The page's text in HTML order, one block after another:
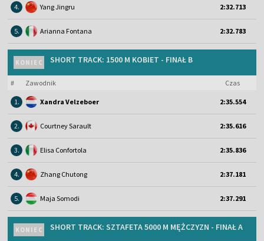
4. Yang Jingru 2:32.713
5. Arianna Fontana 2:32.783
KONIEC SHORT TRACK: 1500 M KOBIET - FINAŁ B
# Zawodnik Czas
1. Xandra Velzeboer 2:35.554
2. Courtney Sarault 2:35.616
3. Elisa Confortola 2:35.836
4. Zhang Chutong 2:37.181
5. Maja Somodi 2:37.291
KONIEC SHORT TRACK: SZTAFETA 5000 M MĘŻCZYZN - FINAŁ A